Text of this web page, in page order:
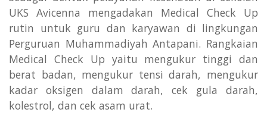
UKS Avicenna mengadakan Medical Check Up
rutin untuk guru dan karyawan di lingkungan
Perguruan Muhammadiyah Antapani. Rangkaian
Medical Check Up yaitu mengukur tinggi dan
berat badan, mengukur tensi darah, mengukur
kadar oksigen dalam darah, cek gula darah,
kolestrol, dan cek asam urat.